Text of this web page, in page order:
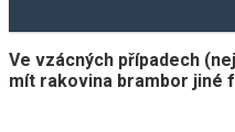
Ve vzácných případech
mít rakovina brambor jiné